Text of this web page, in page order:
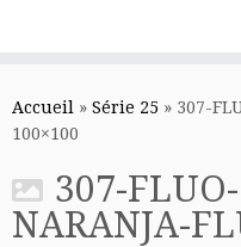
content
Accueil » Série 25 » 307-
100×100
307-
NARANJA-